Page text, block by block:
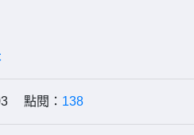
點閱： 138